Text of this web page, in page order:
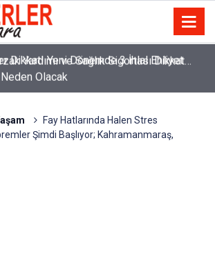
Dikkat! Yeni Dönemde 3 İhlal Ehliyet
Olacak
Fay Hatlarında Halen Stres
Şimdi Başlıyor; Kahramanmaraş,